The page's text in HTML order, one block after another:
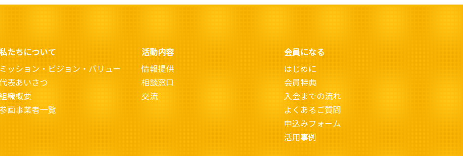
たちについて
ミッション・ビジョン・バリュー
表あいさつ
織概要
画事業者一覧
活動内容
情報提供
相談窓口
交流
会員になる
はじめに
会員特典
入会までの流れ
よくあるご質問
申込みフォーム
活用事例